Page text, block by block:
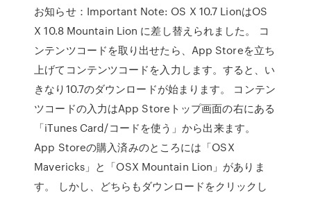
お知らせ：Important Note: OS X 10.7 LionはOS
X 10.8 Mountain Lion に差し替えられました。 コ
ンテンツコードを取り出せたら、App Storeを立ち
上げてコンテンツコードを入力します。すると、い
きなり10.7のダウンロードが始まります。 コンテン
ツコードの入力はApp Storeトップ画面の右にある
「iTunes Card/コードを使う」から出来ます。
App Storeの購入済みのところには「OSX
Mavericks」と「OSX Mountain Lion」がありま
す。 しかし、どちらもダウンロードをクリックし